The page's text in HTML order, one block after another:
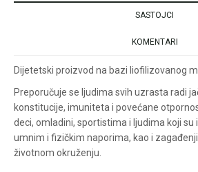
Za
vezi
lja.rs
ili
SASTOJCI
KOMENTARI
Dijetetski proizvod na bazi liofilizovanog
Preporučuje se ljudima svih uzrasta radi
konstitucije, imuniteta i povećane
deci, omladini, sportistima i ljudima koji su
umnim i fizičkim naporima, kao i
životnom okruženju.